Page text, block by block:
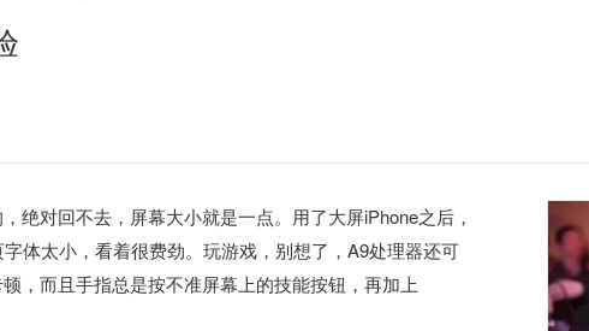
绝对回不去，屏幕大小就是一点。用了大屏iPhone之后，
体太小，看着很费劲。玩游戏，别想了，A9处理器还可
，而且手指总是按不准屏幕上的技能按钮，再加上